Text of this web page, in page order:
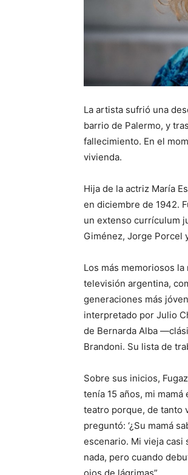
La artista sufrió una
barrio de Palermo, y
fallecimiento. En el
vivienda.
Hija de la actriz María
en diciembre de 1942.
un extenso currículum
Giménez, Jorge Porcel
Los más memoriosos
televisión argentina,
generaciones más
interpretado por Julio
de Bernarda Alba
Brandoni. Su lista de
Sobre sus inicios,
tenía 15 años, mi
teatro porque, de tanto
preguntó: ‘¿Su mamá
escenario. Mi vieja casi
nada, pero cuando